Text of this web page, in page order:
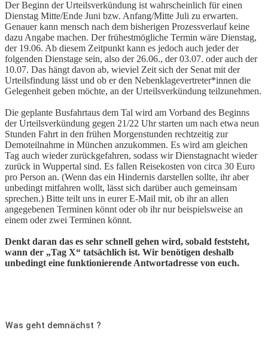
Der Beginn der Urteilsverkündung ist wahrscheinlich für einen
Dienstag Mitte/Ende Juni bzw. Anfang/Mitte Juli zu erwarten.
Genauer kann mensch nach dem bisherigen Prozessverlauf keine
dazu Angabe machen. Der frühestmögliche Termin wäre Dienstag,
der 19.06. Ab diesem Zeitpunkt kann es jedoch auch jeder der
folgenden Dienstage sein, also der 26.06., der 03.07. oder auch der
10.07. Das hängt davon ab, wieviel Zeit sich der Senat mit der
Urteilsfindung lässt und ob er den Nebenklagevertreter*innen die
Gelegenheit geben möchte, an der Urteilsverkündung teilzunehmen.
Die geplante Busfahrtaus dem Tal wird am Vorband des Beginns
der Urteilsverkündung gegen 21/22 Uhr starten um nach etwa neun
Stunden Fahrt in den frühen Morgenstunden rechtzeitig zur
Demoteilnahme in München anzukommen. Es wird am gleichen
Tag auch wieder zurückgefahren, sodass wir Dienstagnacht wieder
zurück in Wuppertal sind. Es fallen Reisekosten von circa 30 Euro
pro Person an. (Wenn das ein Hindernis darstellen sollte, ihr aber
unbedingt mitfahren wollt, lässt sich darüber auch gemeinsam
sprechen.) Bitte teilt uns in eurer E-Mail mit, ob ihr an allen
angegebenen Terminen könnt oder ob ihr nur beispielsweise an
einem oder zwei Terminen könnt.
Denkt daran das es sehr schnell gehen wird, sobald feststeht,
wann der „Tag X“ tatsächlich ist. Wir benötigen deshalb
unbedingt eine funktionierende Antwortadresse von euch.
Was geht demnächst ?